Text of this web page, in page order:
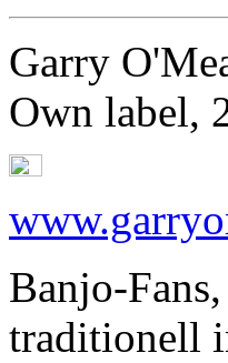
Garry
Own label,
Banjo-
traditionell